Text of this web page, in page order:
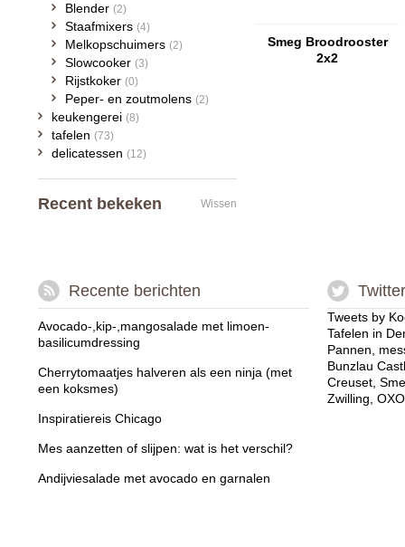
Smeg Broodrooster
2x2
Blender (2)
Staafmixers (4)
Melkopschuimers (2)
Slowcooker (3)
Rijstkoker (0)
Peper- en zoutmolens (2)
keukengerei (8)
tafelen (73)
delicatessen (12)
Recent bekeken Wissen
Recente berichten
Avocado-,kip-,mangosalade met limoen-
basilicumdressing
Cherrytomaatjes halveren als een ninja (met
een koksmes)
Inspiratiereis Chicago
Mes aanzetten of slijpen: wat is het verschil?
Andijviesalade met avocado en garnalen
Twitter
Tweets by
Tafelen in
Pannen,
Bunzlau
Creuset,
Zwilling,